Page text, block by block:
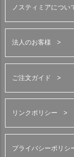
ノスティミアについ
法人のお客様
ご注文ガイド
リンクポリシー
プライバシーポリシ